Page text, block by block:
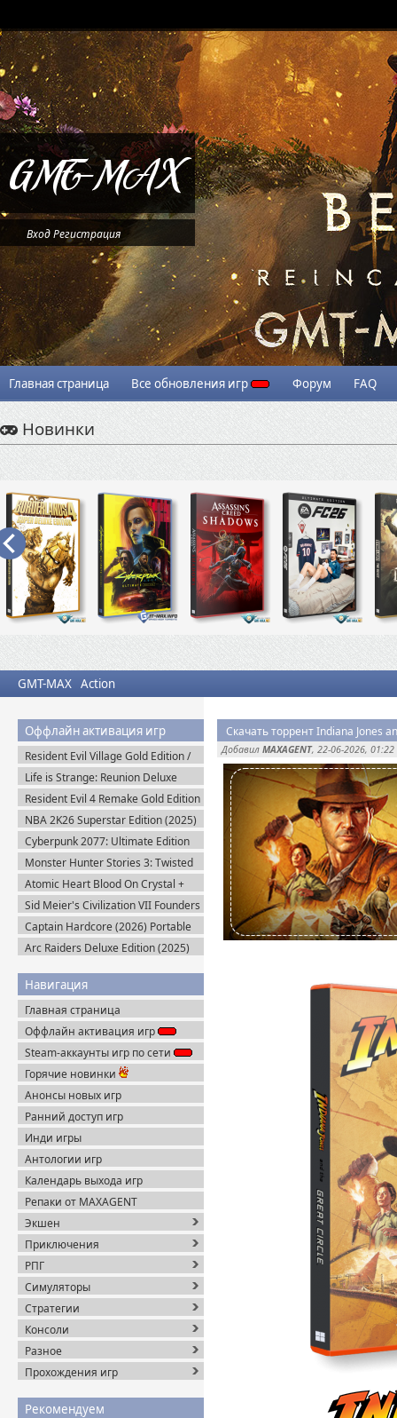
ВходРегистрация
Главная страница Все обновления игр Форум FAQ
Новинки
GMT-MAX Action
Оффлайн активация игр
Resident Evil Village Gold Edition /
Resident Evil 8 (2021) Portable
Life is Strange: Reunion Deluxe
Edition (2026) Steam-Rip
Resident Evil 4 Remake Gold Edition
+ Separate Ways (2023) Пиратка
NBA 2K26 Superstar Edition (2025)
Steam-Rip
Cyberpunk 2077: Ultimate Edition
v.2.31a + Все DLC (2025) Portable
Monster Hunter Stories 3: Twisted
Reflection (2026) Steam-Rip
Atomic Heart Blood On Crystal +
Все DLC (2026) Пиратка
Sid Meier's Civilization VII Founders
Edition (2025) Steam-Rip
Captain Hardcore (2026) Portable
Arc Raiders Deluxe Edition (2025)
Навигация
Главная страница
Оффлайн активация игр
Steam-аккаунты игр по сети
Горячие новинки
Анонсы новых игр
Ранний доступ игр
Инди игры
Антологии игр
Календарь выхода игр
Репаки от MAXAGENT
Экшен
Приключения
РПГ
Симуляторы
Стратегии
Консоли
Разное
Прохождения игр
Рекомендуем
Добавил MAXAGENT, 22-06-2026, 01:22